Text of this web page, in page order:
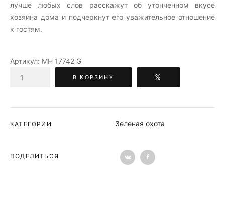
лучше любых слов расскажут об утонченном вкусе
хозяина дома и подчеркнут его уважительное отношение
к гостям.
Артикул: МН 17742 G
В КОРЗИНУ %
КАТЕГОРИИ Зеленая охота
ПОДЕЛИТЬСЯ